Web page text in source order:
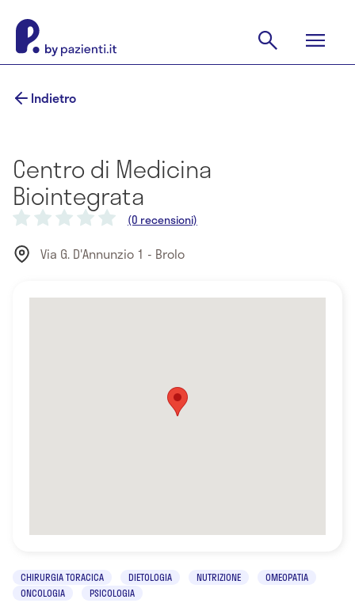
Indietro
Centro di Medicina
Biointegrata
(0 recensioni)
Via G. D'Annunzio 1 - Brolo
CHIRURGIA TORACICA DIETOLOGIA NUTRIZIONE
OMEOPATIA
ONCOLOGIA
PSICOLOGIA